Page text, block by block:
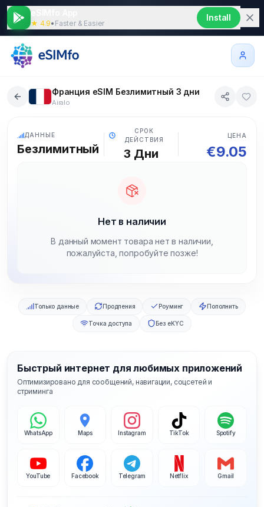
★ 4.9• Faster & Easier
Install
Франция eSIM Безлимитный 3 дни
Airalo
ДАННЫЕ
Безлимитный
СРОК
ДЕЙСТВИЯ
3 Дни
ЦЕНА
€9.05
Нет в наличии
В данный момент товара нет в наличии,
пожалуйста, попробуйте позже!
Только данные Продления Роуминг Пополнить
Точка доступа Без eKYC
Быстрый интернет для любимых приложений
Оптимизировано для сообщений, навигации, соцсетей и
стриминга
WhatsApp Maps Instagram TikTok Spotify
YouTube Facebook Telegram Netflix Gmail